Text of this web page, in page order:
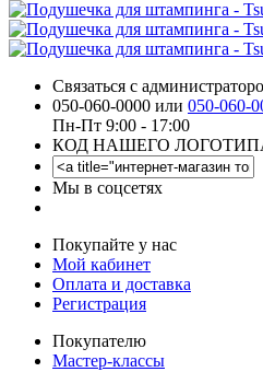
Связаться с
050-060-0000 или 050-060-
Пн-Пт 9:00 - 17:00
КОД НАШЕГО
Мы в соцсетях
Покупайте у нас
Мой кабинет
Оплата и доставка
Регистрация
Покупателю
Мастер-классы